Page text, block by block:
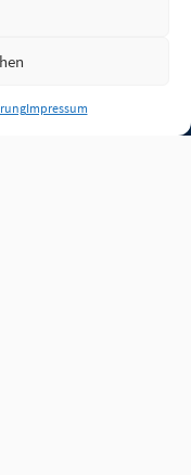
Impressum
Quellen